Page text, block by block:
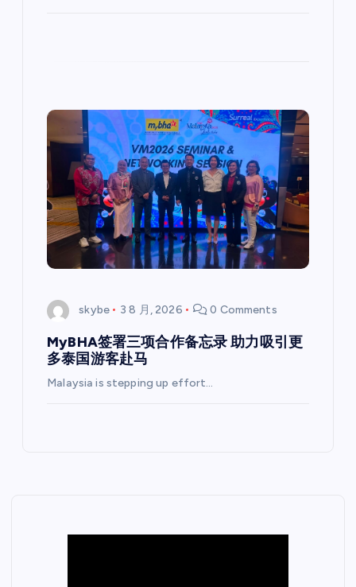
skybe 3 8 月, 2026 0 Comments
MyBHA签署三项合作备忘录 助力吸引更
多泰国游客赴马
Malaysia is stepping up effort…